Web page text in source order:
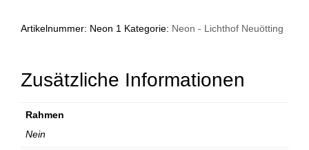
Artikelnummer: Neon 1 Kategorie: Neon - Lichthof Neuötting
Zusätzliche Informationen
Rahmen
Nein